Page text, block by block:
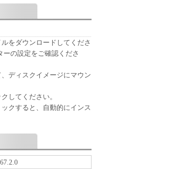
をダウンロードしてくださ
の設定をご確認くださ
ディスクイメージにマウン
してください。
クすると、自動的にインス